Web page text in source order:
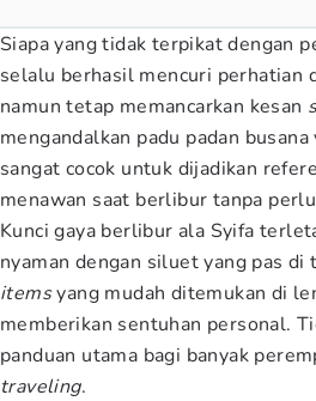
Siapa yang tidak terpikat dengan
selalu berhasil mencuri perhatian
namun tetap memancarkan kesan
mengandalkan padu padan
sangat cocok untuk dijadikan
menawan saat berlibur tanpa
Kunci gaya berlibur ala Syifa
nyaman dengan siluet yang pas
itemsyang mudah ditemukan di
memberikan sentuhan personal.
panduan utama bagi banyak
traveling.